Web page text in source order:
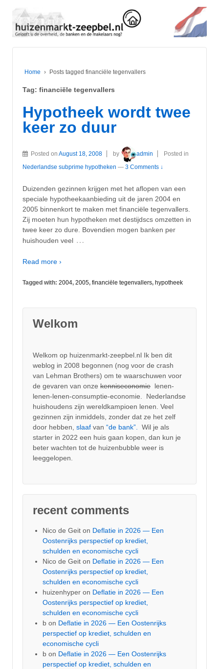
Home › Posts tagged financiële tegenvallers
Tag: financiële tegenvallers
Hypotheek wordt twee
keer zo duur
Posted on August 18, 2008 by admin
Posted in
Nederlandse subprime hypotheken — 3 Comments ↓
Duizenden gezinnen krijgen met het aflopen van een
speciale hypotheekaanbieding uit de jaren 2004 en
2005 binnenkort te maken met financiële tegenvallers.
Zij moeten hun hypotheken met destijdscs omzetten in
twee keer zo dure. Bovendien mogen banken per
huishouden veel …
Read more ›
Tagged with: 2004, 2005, financiële tegenvallers, hypotheek
Welkom
Welkom op huizenmarkt-zeepbel.nl Ik ben dit
weblog in 2008 begonnen (nog voor de crash
van Lehman Brothers) om te waarschuwen voor
de gevaren van onze kenniseconomie lenen-
lenen-lenen-consumptie-economie. Nederlandse
huishoudens zijn wereldkampioen lenen. Veel
gezinnen zijn inmiddels, zonder dat ze het zelf
door hebben, slaaf van “de bank”.
Wil je als
starter in 2022 een huis gaan kopen, dan kun je
beter wachten tot de huizenbubble weer is
leeggelopen.
recent comments
Nico de Geit on Deflatie in 2026 — Een
Oostenrijks perspectief op krediet,
schulden en economische cycli
Nico de Geit on Deflatie in 2026 — Een
Oostenrijks perspectief op krediet,
schulden en economische cycli
huizenhyper on Deflatie in 2026 — Een
Oostenrijks perspectief op krediet,
schulden en economische cycli
b on Deflatie in 2026 — Een Oostenrijks
perspectief op krediet, schulden en
economische cycli
b on Deflatie in 2026 — Een Oostenrijks
perspectief op krediet, schulden en